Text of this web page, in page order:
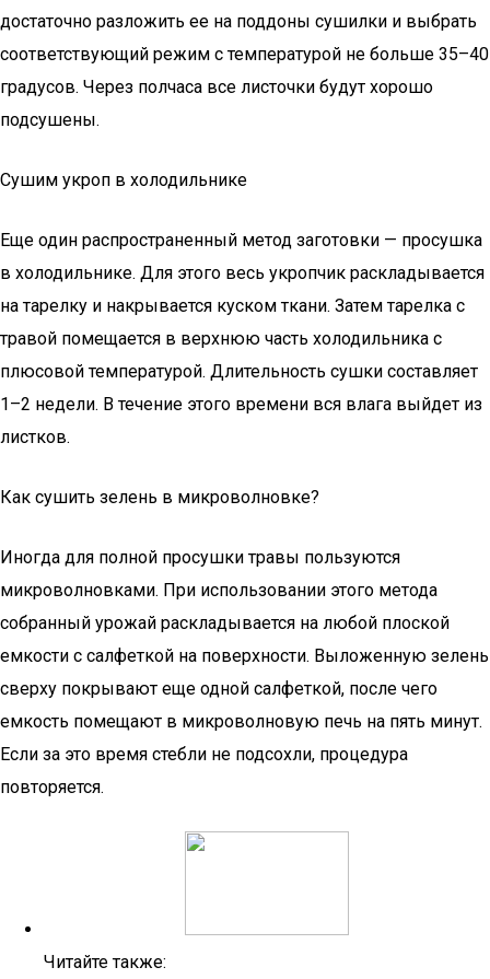
достаточно разложить ее на поддоны сушилки и выбрать
соответствующий режим с температурой не больше 35–40
градусов. Через полчаса все листочки будут хорошо
подсушены.
Сушим укроп в холодильнике
Еще один распространенный метод заготовки — просушка
в холодильнике. Для этого весь укропчик раскладывается
на тарелку и накрывается куском ткани. Затем тарелка с
травой помещается в верхнюю часть холодильника с
плюсовой температурой. Длительность сушки составляет
1–2 недели. В течение этого времени вся влага выйдет из
листков.
Как сушить зелень в микроволновке?
Иногда для полной просушки травы пользуются
микроволновками. При использовании этого метода
собранный урожай раскладывается на любой плоской
емкости с салфеткой на поверхности. Выложенную зелень
сверху покрывают еще одной салфеткой, после чего
емкость помещают в микроволновую печь на пять минут.
Если за это время стебли не подсохли, процедура
повторяется.
Читайте также: